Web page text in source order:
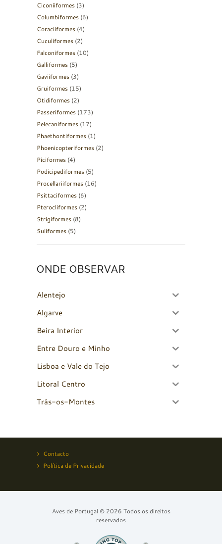
Ciconiiformes (3)
Columbiformes (6)
Coraciiformes (4)
Cuculiformes (2)
Falconiformes (10)
Galliformes (5)
Gaviiformes (3)
Gruiformes (15)
Otidiformes (2)
Passeriformes (173)
Pelecaniformes (17)
Phaethontiformes (1)
Phoenicopteriformes (2)
Piciformes (4)
Podicipediformes (5)
Procellariiformes (16)
Psittaciformes (6)
Pterocliformes (2)
Strigiformes (8)
Suliformes (5)
ONDE OBSERVAR
Alentejo
Algarve
Beira Interior
Entre Douro e Minho
Lisboa e Vale do Tejo
Litoral Centro
Trás-os-Montes
Contacto
Política de Privacidade
Aves de Portugal © 2026 Todos os direitos
reservados